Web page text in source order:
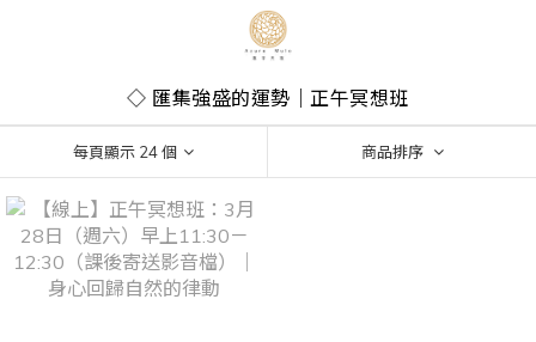
◇ 匯集強盛的運勢｜正午冥想班
每頁顯示 24 個 商品排序